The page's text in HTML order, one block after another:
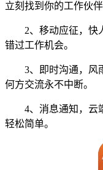
立刻找到你的工作伙伴
2、移动应征，快人
错过工作机会。
3、即时沟通，风雨
何方交流永不中断。
4、消息通知，云端
轻松简单。